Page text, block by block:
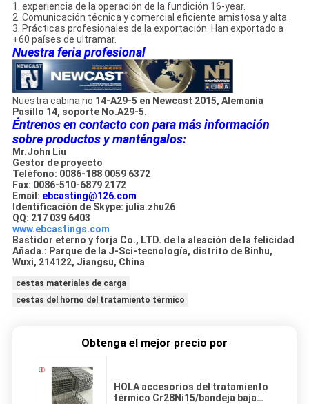
1. experiencia de la operación de la fundición 16-year.
2. Comunicación técnica y comercial eficiente amistosa y alta.
3. Prácticas profesionales de la exportación: Han exportado a
+60 países de ultramar.
Nuestra feria profesional
Nuestra cabina no 14-A29-5 en Newcast 2015, Alemania
Pasillo 14, soporte No.A29-5.
Éntrenos en contacto con para más información
sobre productos y manténgalos:
Mr.John Liu
Gestor de proyecto
Teléfono: 0086-188 0059 6372
Fax: 0086-510-6879 2172
Email: ebcasting@126.com
Identificación de Skype: julia.zhu26
QQ: 217 039 6403
www.ebcastings.com
Bastidor eterno y forja Co., LTD. de la aleación de la felicidad
Añada.: Parque de la J-Sci-tecnología, distrito de Binhu,
Wuxi, 214122, Jiangsu, China
cestas materiales de carga
cestas del horno del tratamiento térmico
Obtenga el mejor precio por
HOLA accesorios del tratamiento
térmico Cr28Ni15/bandeja baja